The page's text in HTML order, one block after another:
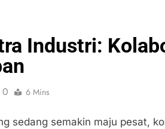
Industri:
0 6 Mins
sedang semakin maju pesat,